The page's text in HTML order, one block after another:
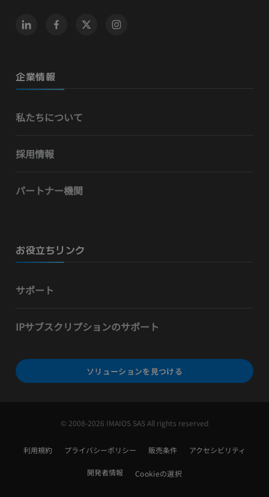
企業情報
私たちについて
採用情報
パートナー機関
お役立ちリンク
サポート
IPサブスクリプションのサポート
ソリューションを見つける
© 2008-2026 IMAIOS SAS All rights reserved
利用規約 プライバシーポリシー 販売条件 アクセシビリティ
開発者情報 Cookieの選択